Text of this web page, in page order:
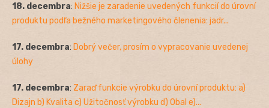
18. decembra: Nižšie je zaradenie uvedených funkcií do úrovní
produktu podľa bežného marketingového členenia: jadr...
17. decembra: Dobrý večer, prosím o vypracovanie uvedenej
úlohy
17. decembra: Zaraď funkcie výrobku do úrovní produktu: a)
Dizajn b) Kvalita c) Užitočnosť výrobku d) Obal e)...